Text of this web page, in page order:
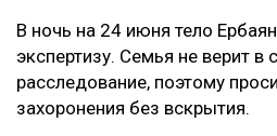
В ночь на 24 июня тело
экспертизу. Семья не верит в
расследование, поэтому
захоронения без вскрытия.